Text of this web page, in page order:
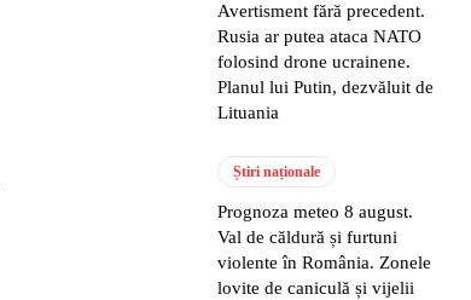
Avertisment fără precedent.
Rusia ar putea ataca NATO
folosind drone ucrainene.
Planul lui Putin, dezvăluit de
Lituania
Știri naționale
Prognoza meteo 8 august.
Val de căldură și furtuni
violente în România. Zonele
lovite de caniculă și vijelii